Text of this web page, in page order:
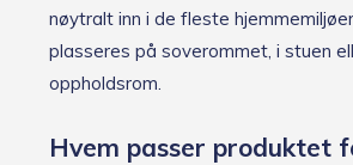
nøytralt inn i de fleste
plasseres på soverommet, i stuen
oppholdsrom.
Hvem passer produktet